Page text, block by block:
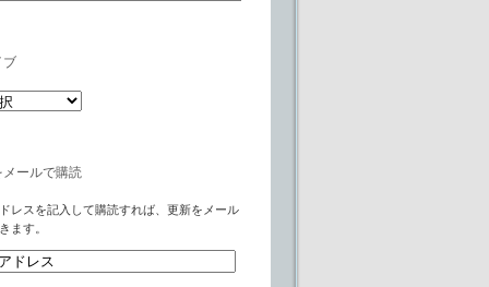
ブ
メールで購読
レスを記入して購読すれば、更新をメール
ます。